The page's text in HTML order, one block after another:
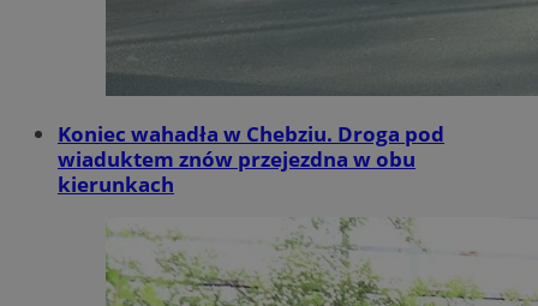
Koniec wahadła w Chebziu. Droga pod
wiaduktem znów przejezdna w obu
kierunkach